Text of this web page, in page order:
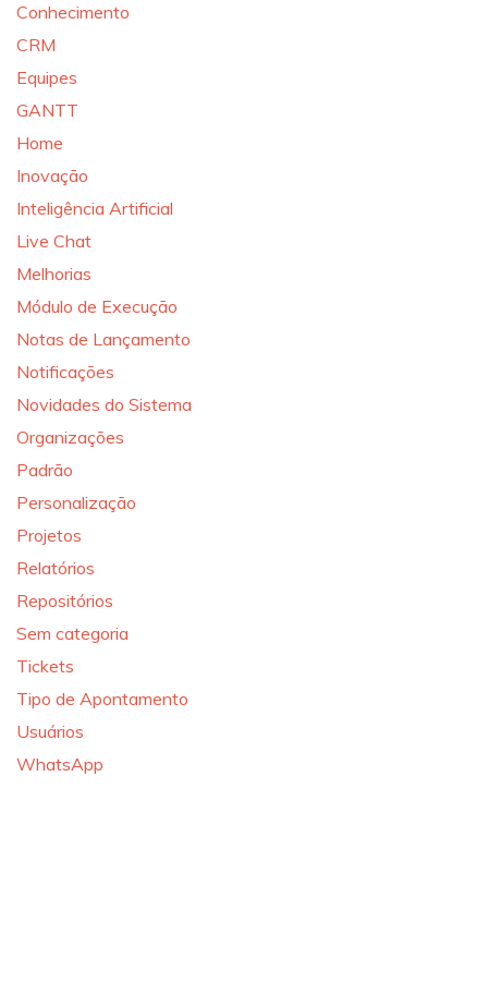
Conhecimento
CRM
Equipes
GANTT
Home
Inovação
Inteligência Artificial
Live Chat
Melhorias
Módulo de Execução
Notas de Lançamento
Notificações
Novidades do Sistema
Organizações
Padrão
Personalização
Projetos
Relatórios
Repositórios
Sem categoria
Tickets
Tipo de Apontamento
Usuários
WhatsApp